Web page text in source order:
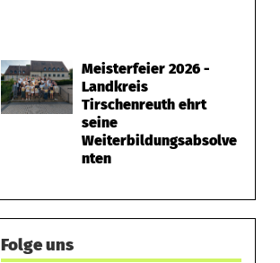
Meisterfeier 2026 -
Landkreis
Tirschenreuth ehrt
seine
Weiterbildungsabsolve
nten
Folge uns